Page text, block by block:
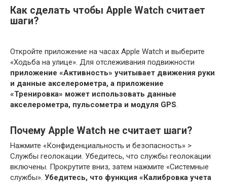
Как сделать чтобы Apple Watch считает
шаги?
Откройте приложение на часах Apple Watch и выберите
«Ходьба на улице». Для отслеживания подвижности
приложение «Активность» учитывает движения руки
и данные акселерометра, а приложение
«Тренировка» может использовать данные
акселерометра, пульсометра и модуля GPS.
Почему Apple Watch не считает шаги?
Нажмите «Конфиденциальность и безопасность» >
Службы геолокации. Убедитесь, что службы геолокации
включены. Прокрутите вниз, затем нажмите «Системные
службы». Убедитесь, что функция «Калибровка учета